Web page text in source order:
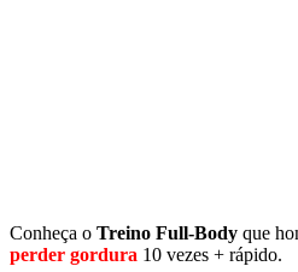
Conheça o Treino Full-Body que
perder gordura 10 vezes + rápido.